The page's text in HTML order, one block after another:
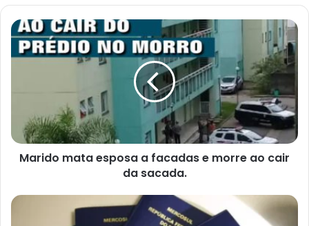
Marido
mata
esposa
morre
cair
daMarido mata esposa a facadas e morre ao cair
da sacada.
Pessoas